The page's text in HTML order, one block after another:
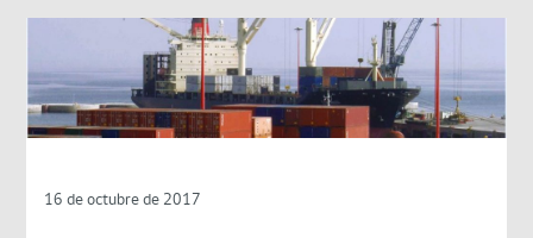
16 de octubre de 2017